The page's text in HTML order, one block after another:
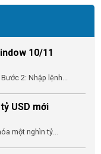
10/11
2: Nhập lệnh...
USD mới
một nghìn tỷ...